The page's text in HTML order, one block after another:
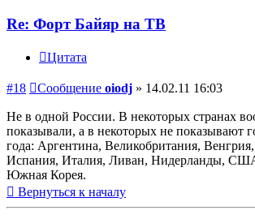
Re: Форт Байяр на ТВ
Цитата
#18 Сообщение oiodj » 14.02.11 16:03
Не в одной России. В некоторых странах
показывали, а в некоторых не показывают
года: Аргентина, Великобритания,
Испания, Италия, Ливан, Нидерланды,
Южная Корея.
Вернуться к началу